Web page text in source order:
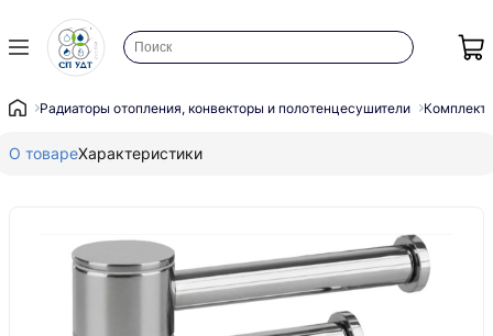
Радиаторы отопления, конвекторы и полотенцесушители
О товареХарактеристики